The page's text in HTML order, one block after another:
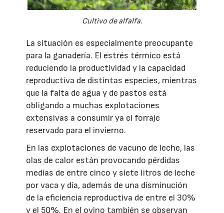
Cultivo de alfalfa.
La situación es especialmente preocupante
para la ganadería. El estrés térmico está
reduciendo la productividad y la capacidad
reproductiva de distintas especies, mientras
que la falta de agua y de pastos está
obligando a muchas explotaciones
extensivas a consumir ya el forraje
reservado para el invierno.
En las explotaciones de vacuno de leche, las
olas de calor están provocando pérdidas
medias de entre cinco y siete litros de leche
por vaca y día, además de una disminución
de la eficiencia reproductiva de entre el 30%
y el 50%. En el ovino también se observan